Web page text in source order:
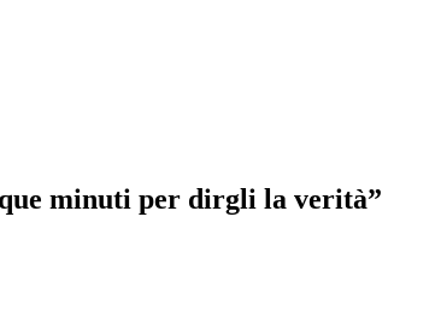
minuti per dirgli la verità”